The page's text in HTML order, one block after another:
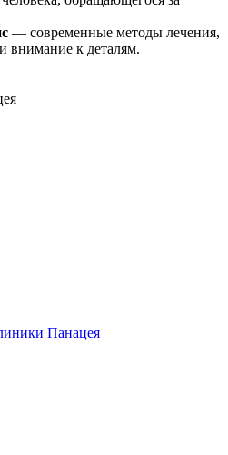
— современные методы лечения,
внимание к деталям.